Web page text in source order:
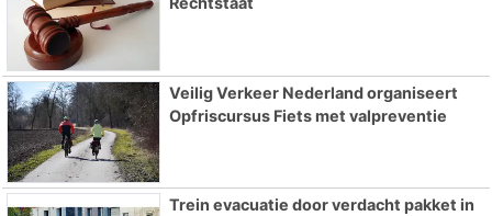
Veilig Verkeer Nederland organiseert
Opfriscursus Fiets met valpreventie
Trein evacuatie door verdacht pakket in